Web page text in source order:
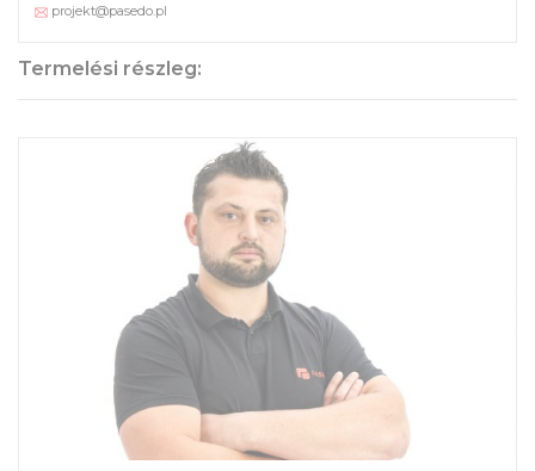
projekt@pasedo.pl
Termelési részleg: